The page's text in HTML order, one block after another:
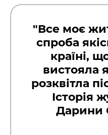
"Все моє
спроба
країні,
вистояла
розквітла
Історія
Дарини